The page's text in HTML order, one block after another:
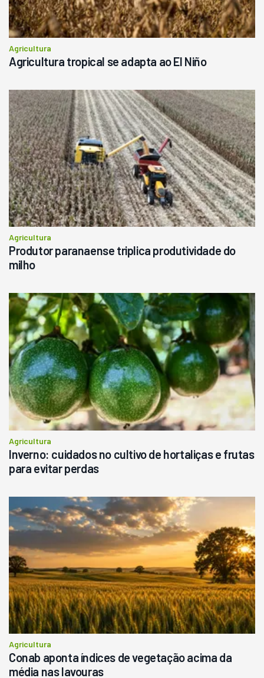
Agricultura
Agricultura tropical se adapta ao El Niño
Agricultura
Produtor paranaense triplica produtividade do
milho
Agricultura
Inverno: cuidados no cultivo de hortaliças e frutas
para evitar perdas
Agricultura
Conab aponta índices de vegetação acima da
média nas lavouras